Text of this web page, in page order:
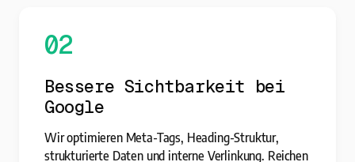
02
Bessere Sichtbarkeit bei
Google
Wir optimieren Meta-Tags, Heading-Struktur,
strukturierte Daten und interne Verlinkung. Reichen